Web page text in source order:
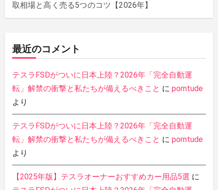
取相場と高く売る5つのコツ【2026年】
最近のコメント
テスラFSDがついに日本上陸？2026年「完全自動運
転」解禁の衝撃と私たちが備えるべきこと に porntude
より
テスラFSDがついに日本上陸？2026年「完全自動運
転」解禁の衝撃と私たちが備えるべきこと に porntude
より
【2025年版】テスラオーナーおすすめカー用品5選 に